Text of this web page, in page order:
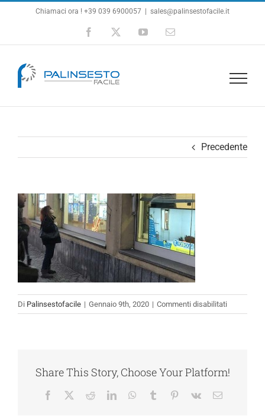
Chiamaci ora ! +39 039 6900057 sales@palinsestofacile.it
Facebook YouTubeEmail
Precedente
Di Palinsestofacile | Gennaio 9th, 2020 | Commenti disabilitatisu
vetrina1
Share This Story, Choose Your Platform!
Facebook RedditLinkedInWhatsApp
Tumblr Pinterest
Vk Email